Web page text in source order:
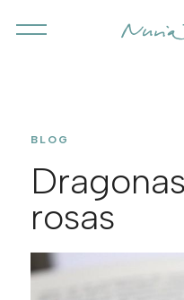
BLOG
rosas